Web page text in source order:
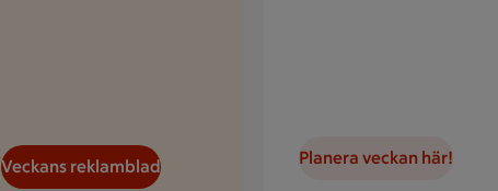
Veckans reklamblad Planera veckan här!